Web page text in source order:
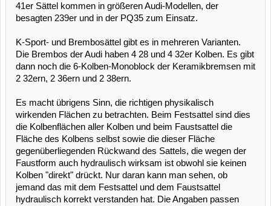
41er Sättel kommen in größeren Audi-Modellen, der
besagten 239er und in der PQ35 zum Einsatz.
K-Sport- und Brembosättel gibt es in mehreren Varianten.
Die Brembos der Audi haben 4 28 und 4 32er Kolben. Es gibt
dann noch die 6-Kolben-Monoblock der Keramikbremsen mit
2 32ern, 2 36ern und 2 38ern.
Es macht übrigens Sinn, die richtigen physikalisch
wirkenden Flächen zu betrachten. Beim Festsattel sind dies
die Kolbenflächen aller Kolben und beim Faustsattel die
Fläche des Kolbens selbst sowie die dieser Fläche
gegenüberliegenden Rückwand des Sattels, die wegen der
Faustform auch hydraulisch wirksam ist obwohl sie keinen
Kolben "direkt" drückt. Nur daran kann man sehen, ob
jemand das mit dem Festsattel und dem Faustsattel
hydraulisch korrekt verstanden hat. Die Angaben passen